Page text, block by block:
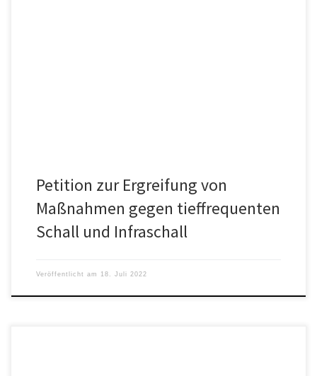
Petition zur Ergreifung von
Maßnahmen gegen tieffrequenten
Schall und Infraschall
Veröffentlicht am 18. Juli 2022